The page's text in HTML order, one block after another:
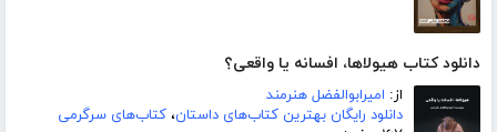
دانلود کتاب هیولاها، افسانه یا واقعی؟
از: امیرابوالفضل هنرمند
دانلود رایگان بهترین کتاب‌های داستان، کتاب‌های سرگرمی